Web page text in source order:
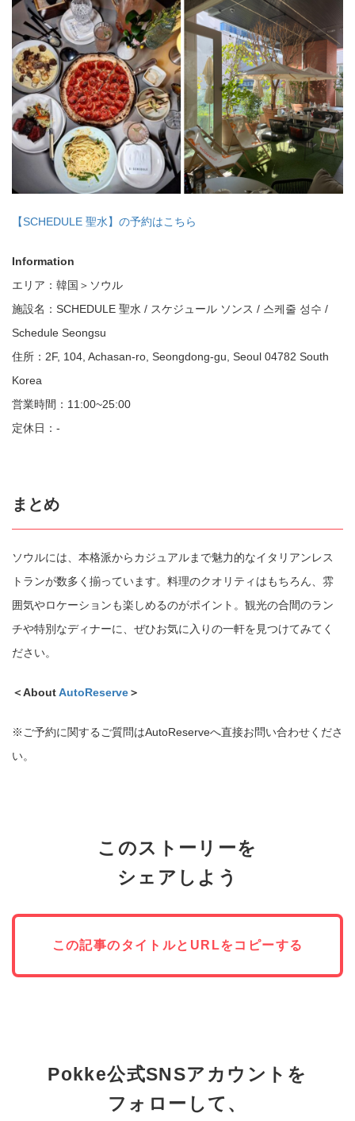
【SCHEDULE 聖水】の予約はこちら
Information
エリア：韓国＞ソウル
施設名：SCHEDULE 聖水 / スケジュール ソンス / 스케줄 성수 /
Schedule Seongsu
住所：2F, 104, Achasan-ro, Seongdong-gu, Seoul 04782 South
Korea
営業時間：11:00~25:00
定休日：-
まとめ
ソウルには、本格派からカジュアルまで魅力的なイタリアンレス
トランが数多く揃っています。料理のクオリティはもちろん、雰
囲気やロケーションも楽しめるのがポイント。観光の合間のラン
チや特別なディナーに、ぜひお気に入りの一軒を見つけてみてく
ださい。
＜AboutAutoReserve＞
※ご予約に関するご質問はAutoReserveへ直接お問い合わせくださ
い。
このストーリーを
シェアしよう
この記事のタイトルとURLをコピーする
Pokke公式SNSアカウントを
フォローして、
https://jp.pokke.in/blog/21881 コピー